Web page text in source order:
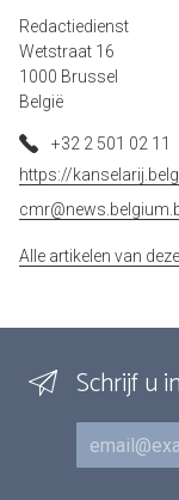
Redactiedienst
Wetstraat 16
1000 Brussel
België
+32 2 501 02 11
https://
Alle artikelen van
Schrijf u
E-mail